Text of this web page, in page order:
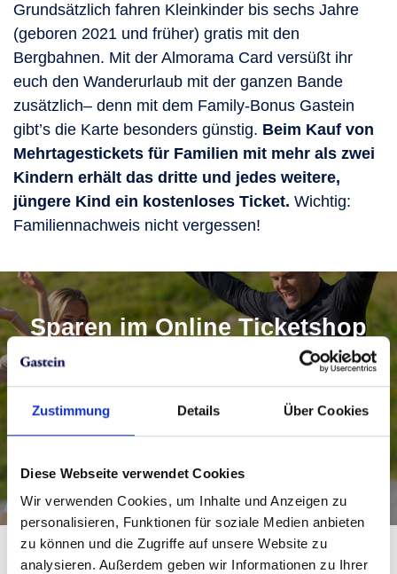
Zustimmung Details Über Cookies
Diese Webseite verwendet Cookies
Wir verwenden Cookies, um Inhalte und Anzeigen zu
personalisieren, Funktionen für soziale Medien anbieten
zu können und die Zugriffe auf unsere Website zu
analysieren. Außerdem geben wir Informationen zu Ihrer
Grundsätzlich fahren Kleinkinder bis sechs Jahre
(geboren 2021 und früher) gratis mit den
Bergbahnen. Mit der Almorama Card versüßt ihr
euch den Wanderurlaub mit der ganzen Bande
zusätzlich– denn mit dem Family-Bonus Gastein
gibt’s die Karte besonders günstig. Beim Kauf von
Mehrtagestickets für Familien mit mehr als zwei
Kindern erhält das dritte und jedes weitere,
jüngere Kind ein kostenloses Ticket. Wichtig:
Familiennachweis nicht vergessen!
Sparen im Online Ticketshop
Wer bereits früh online bucht, spart beim
Ticketkauf für Skigastein Zeit und Geld!